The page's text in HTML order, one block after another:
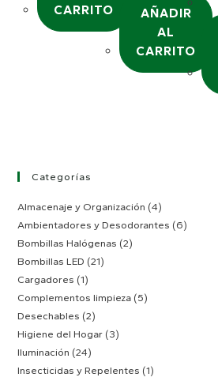
CARRITO
AÑADIR
AL
CARRITO
Categorías
Almacenaje y Organización (4)
Ambientadores y Desodorantes (6)
Bombillas Halógenas (2)
Bombillas LED (21)
Cargadores (1)
Complementos limpieza (5)
Desechables (2)
Higiene del Hogar (3)
Iluminación (24)
Insecticidas y Repelentes (1)